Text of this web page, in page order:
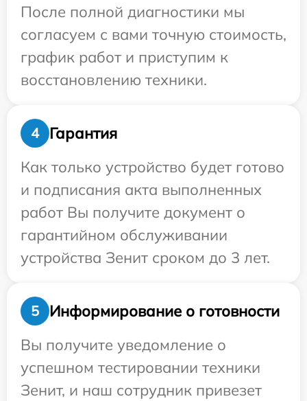
После полной диагностики мы
согласуем с вами точную стоимость,
график работ и приступим к
восстановлению техники.
4
Гарантия
Как только устройство будет готово
и подписания акта выполненных
работ Вы получите документ о
гарантийном обслуживании
устройства Зенит сроком до 3 лет.
5
Информирование о готовности
Вы получите уведомление о
успешном тестировании техники
Зенит, и наш сотрудник привезет